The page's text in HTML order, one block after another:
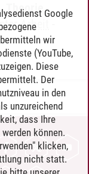
Theorie,
Arbeit
Google
wir
(YouTube,
Diese
Der
in den
unzureichend
dass Ihre
können.
klicken,
nicht statt.